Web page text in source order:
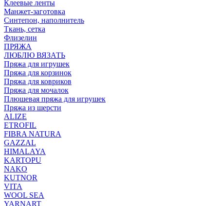
Клеевые ленты
Манжет-заготовка
Синтепон, наполнитель
Ткань, сетка
Флизелин
ПРЯЖА
ЛЮБЛЮ ВЯЗАТЬ
Пряжа для игрушек
Пряжа для корзинок
Пряжа для ковриков
Пряжа для мочалок
Плюшевая пряжа для игрушек
Пряжа из шерсти
ALIZE
ETROFIL
FIBRA NATURA
GAZZAL
HIMALAYA
KARTOPU
NAKO
KUTNOR
VITA
WOOL SEA
YARNART